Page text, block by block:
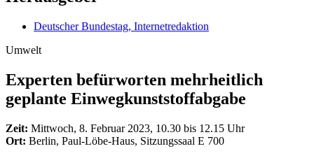
Deutscher Bundestag, Internetredaktion
Umwelt
Experten befürworten mehrheitlich
geplante Einwegkunststoff­abgabe
Zeit: Mittwoch, 8. Februar 2023, 10.30 bis 12.15 Uhr
Ort: Berlin, Paul-Löbe-Haus, Sitzungssaal E 700